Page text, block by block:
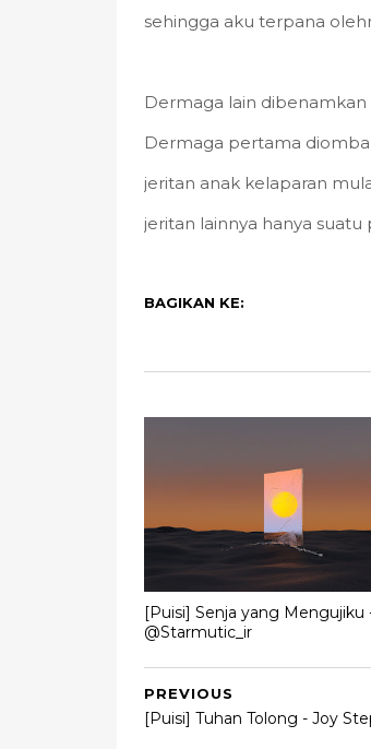
sehingga aku terpana
Dermaga lain dibenamkan
Dermaga pertama
jeritan anak kelaparan
jeritan lainnya hanya suatu
BAGIKAN KE:
[Puisi] Senja yang Mengujiku
@Starmutic_ir
PREVIOUS
[Puisi] Tuhan Tolong - Joy